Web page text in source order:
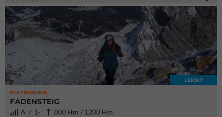
KLETTERSTEIG
LEICHT
FADENSTEIG
A / 1-
800 Hm / 1200 Hm